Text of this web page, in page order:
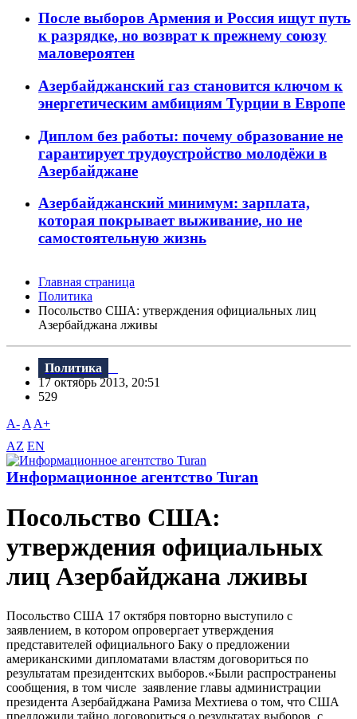
После выборов Армения и Россия ищут путь
к разрядке, но возврат к прежнему союзу
маловероятен
Азербайджанский газ становится ключом к
энергетическим амбициям Турции в Европе
Диплом без работы: почему образование не
гарантирует трудоустройство молодёжи в
Азербайджане
Азербайджанский минимум: зарплата,
которая покрывает выживание, но не
самостоятельную жизнь
Главная страница
Политика
Посольство США: утверждения официальных лиц
Азербайджана лживы
Политика
17 октябрь 2013, 20:51
529
A- A A+
AZ EN
Информационное агентство Turan
Посольство США:
утверждения официальных
лиц Азербайджана лживы
Посольство США 17 октября повторно выступило с
заявлением, в котором опровергает утверждения
представителей официального Баку о предложении
американскими дипломатами властям договориться по
результатам президентских выборов.«Были распространены
сообщения, в том числе заявление главы администрации
президента Азербайджана Рамиза Мехтиева о том, что США
предложили тайно договориться о результатах выборов с